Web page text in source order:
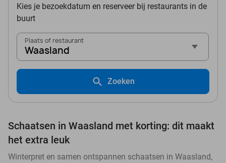
Kies je bezoekdatum en reserveer bij restaurants in de
buurt
Plaats of restaurant
Waasland
Zoeken
Schaatsen in Waasland met korting: dit maakt
het extra leuk
Winterpret en samen ontspannen schaatsen in Waasland,